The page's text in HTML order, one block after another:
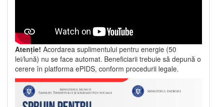
Atenție! Acordarea suplimentului pentru energie (50
lei/lună) nu se face automat. Beneficiarii trebuie să depună o
cerere în platforma ePIDS, conform procedurii legale.